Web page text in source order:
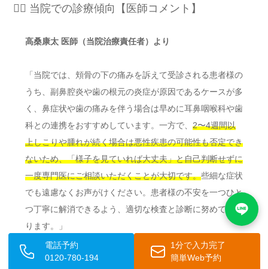
👨‍⚕️ 当院での診療傾向【医師コメント】
高桑康太 医師（当院治療責任者）より
「当院では、頬骨の下の痛みを訴えて受診される患者様の
うち、副鼻腔炎や歯の根元の炎症が原因であるケースが多
く、鼻症状や歯の痛みを伴う場合は早めに耳鼻咽喉科や歯
科との連携をおすすめしています。一方で、 2〜4週間以
上しこりや腫れが続く場合は悪性疾患の可能性も否定でき
ないため、「様子を見ていれば大丈夫」と自己判断せずに
一度専門医にご相談いただくことが大切です。些細な症状
でも遠慮なくお声がけください。患者様の不安を一つひと
つ丁寧に解消できるよう、適切な検査と診断に努めてまい
ります。」
電話予約
0120-780-194
1分で入力完了
簡単Web予約